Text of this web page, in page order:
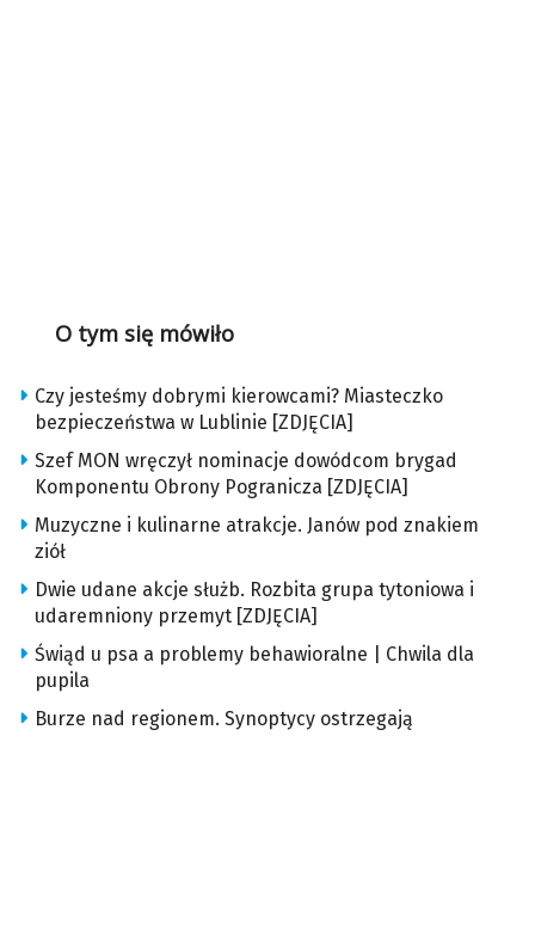
O tym się mówiło
Czy jesteśmy dobrymi kierowcami? Miasteczko
bezpieczeństwa w Lublinie [ZDJĘCIA]
Szef MON wręczył nominacje dowódcom brygad
Komponentu Obrony Pogranicza [ZDJĘCIA]
Muzyczne i kulinarne atrakcje. Janów pod znakiem
ziół
Dwie udane akcje służb. Rozbita grupa tytoniowa i
udaremniony przemyt [ZDJĘCIA]
Świąd u psa a problemy behawioralne | Chwila dla
pupila
Burze nad regionem. Synoptycy ostrzegają